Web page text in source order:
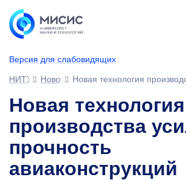
Версия для слабовидящих
НИТУ МИСИС
НовостиНовая технология
Новая технология
производства
прочность
авиаконструкций